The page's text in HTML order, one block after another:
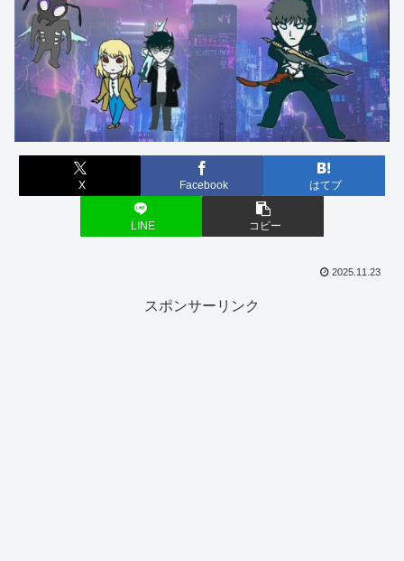
X Facebook はてブ
LINE コピー
2025.11.23
スポンサーリンク